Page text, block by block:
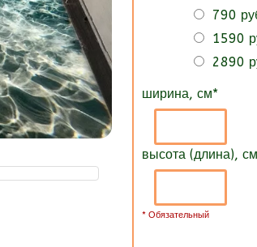
790
1590
2890
ширина, см*
высота (длина), см
* Обязательный